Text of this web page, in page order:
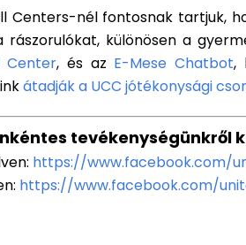
Centers-nél fontosnak tartjuk,
rászorulókat, különösen a
Center, és az E-Mese Chatbot,
átadják a UCC jótékonysági
tevékenységünkről
https://www.facebook.com/
https://www.facebook.com/